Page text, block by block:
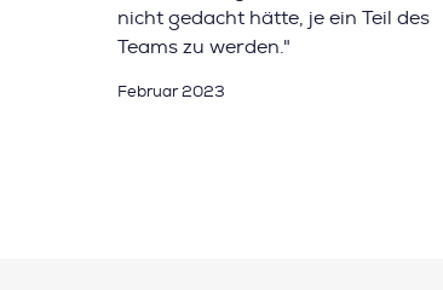
nicht gedacht hätte, je ein Teil des
Teams zu werden."
Februar 2023